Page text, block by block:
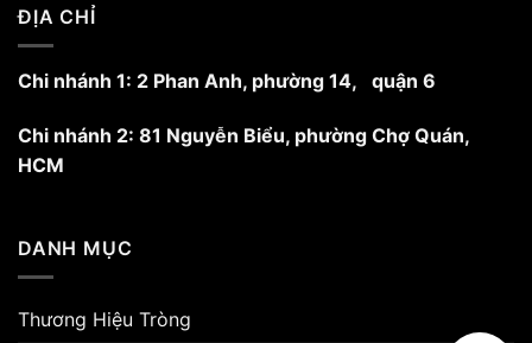
ĐỊA CHỈ
Chi nhánh 1: 2 Phan Anh, phường 14, quận 6
Chi nhánh 2: 81 Nguyễn Biểu, phường Chợ Quán,
HCM
DANH MỤC
Thương Hiệu Tròng